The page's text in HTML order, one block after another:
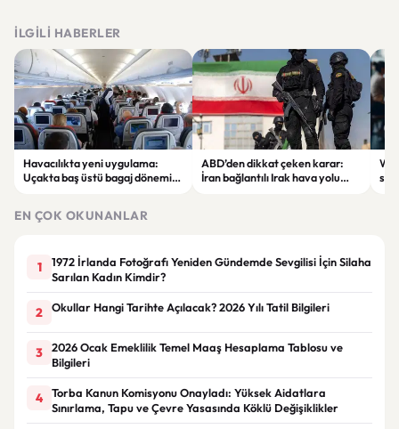
İLGILI HABERLER
Havacılıkta yeni uygulama:
Uçakta baş üstü bagaj dönemi
ABD’den dikkat çeken karar:
İran bağlantılı Irak hava yolu
EN ÇOK OKUNANLAR
1
1972 İrlanda Fotoğrafı Yeniden Gündemde Sevgilisi İçin Silaha
Sarılan Kadın Kimdir?
2 Okullar Hangi Tarihte Açılacak? 2026 Yılı Tatil Bilgileri
3
2026 Ocak Emeklilik Temel Maaş Hesaplama Tablosu ve
Bilgileri
4
Torba Kanun Komisyonu Onayladı: Yüksek Aidatlara
Sınırlama, Tapu ve Çevre Yasasında Köklü Değişiklikler